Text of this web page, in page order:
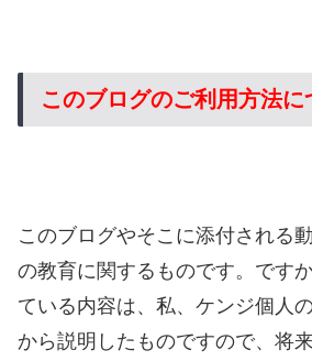
このブログのご利用方法に
このブログやそこに添付される
の教育に関するものです。です
ている内容は、私、ケンジ個人
から説明したものですので、将